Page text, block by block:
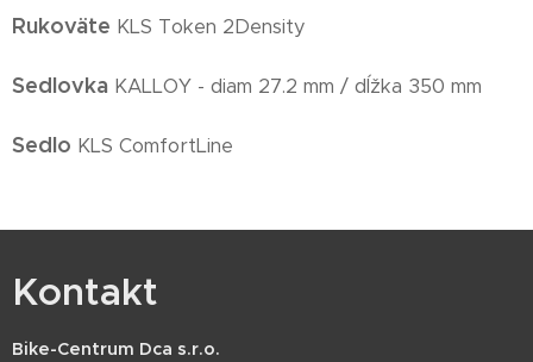
Rukoväte KLS Token 2Density
Sedlovka KALLOY - diam 27.2 mm / dĺžka 350 mm
Sedlo KLS ComfortLine
Kontakt
Bike-Centrum Dca s.r.o.